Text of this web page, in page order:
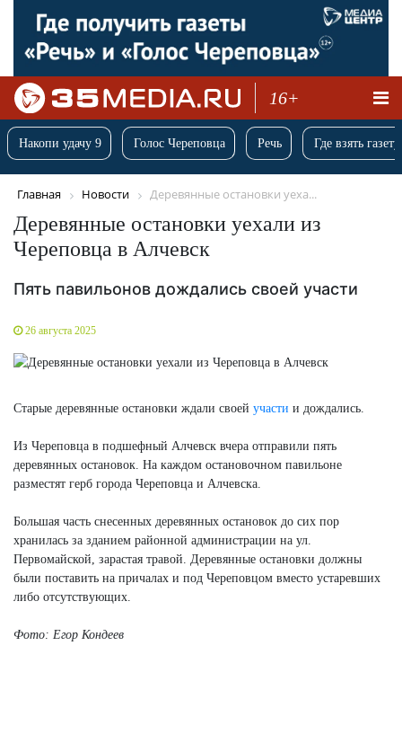
16+
Накопи удачу 9 Голос Череповца Речь Где взять
Главная Новости Деревянные остановки уеха...
Деревянные остановки уехали из
Череповца в Алчевск
Пять павильонов дождались своей участи
26 августа 2025
Старые деревянные остановки ждали своей участи и дождались.
Из Череповца в подшефный Алчевск вчера отправили пять
деревянных остановок. На каждом остановочном павильоне
разместят герб города Череповца и Алчевска.
Большая часть снесенных деревянных остановок до сих пор
хранилась за зданием районной администрации на ул.
Первомайской, зарастая травой. Деревянные остановки должны
были поставить на причалах и под Череповцом вместо устаревших
либо отсутствующих.
Фото: Егор Кондеев